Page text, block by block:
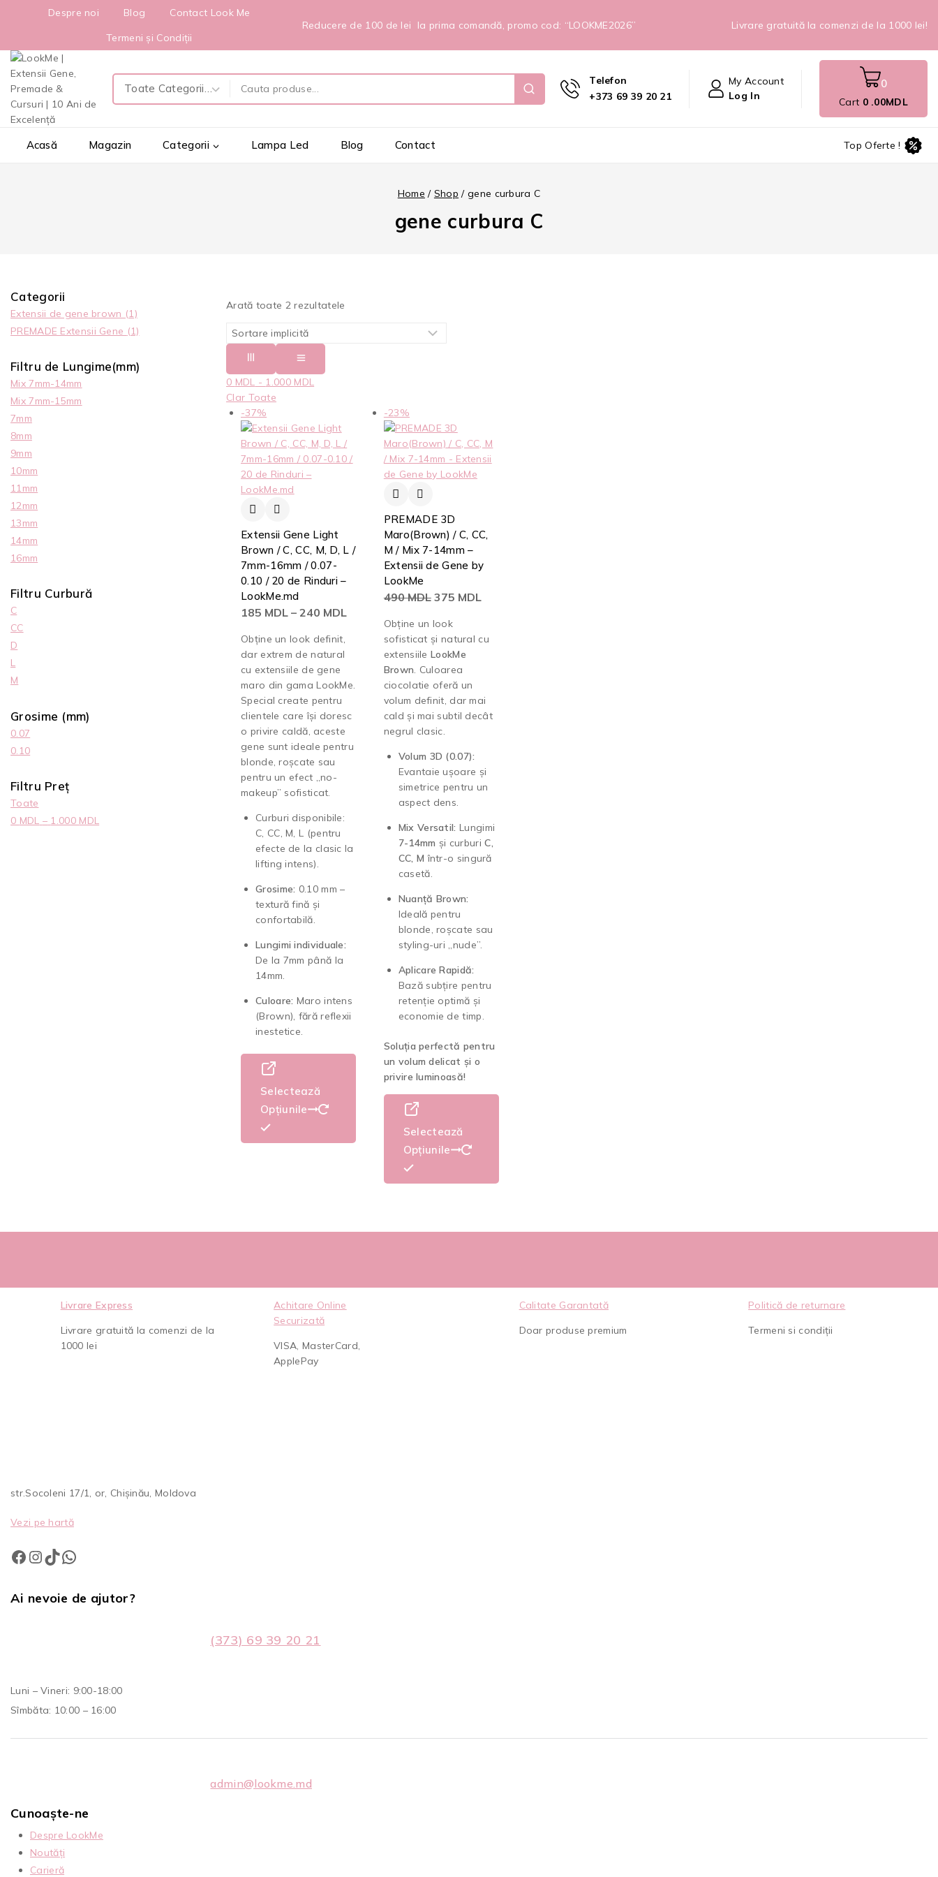
Despre noi Blog
Contact Look Me
Termeni și Condiții
Reducere de 100 de lei la prima comandă, promo cod: “LOOKME2026” Livrare gratuită la comenzi de la 1000 lei!
Telefon
+373 69 39 20 21
My Account
Log In
0
Cart 0 .00MDL
Acasă Magazin Categorii Lampa Led Blog Contact Top Oferte !
Home / Shop / gene curbura C
gene curbura C
Arată toate 2rezultatele
0 MDL - 1.000 MDL
Clar Toate
-37%
Extensii Gene Light
Brown / C, CC, M, D, L /
7mm-16mm / 0.07-
0.10 / 20 de Rinduri –
LookMe.md
185 MDL – 240 MDL
Obține un look definit,
dar extrem de natural
cu extensiile de gene
maro din gama LookMe.
Special create pentru
clientele care își doresc
o privire caldă, aceste
gene sunt ideale pentru
blonde, roșcate sau
pentru un efect „no-
makeup” sofisticat.
Curburi disponibile:
C, CC, M, L (pentru
efecte de la clasic la
lifting intens).
Grosime: 0.10 mm –
textură fină și
confortabilă.
Lungimi individuale:
De la 7mm până la
14mm.
Culoare: Maro intens
(Brown), fără reflexii
inestetice.
Selectează
Opțiunile
-23%
PREMADE 3D
Maro(Brown) / C, CC,
M / Mix 7-14mm –
Extensii de Gene by
LookMe
490MDL 375 MDL
Obține un look
sofisticat și natural cu
extensiileLookMe
Brown. Culoarea
ciocolatie oferă un
volum definit, dar mai
cald și mai subtil decât
negrul clasic.
Volum 3D (0.07):
Evantaie ușoare și
simetrice pentru un
aspect dens.
Mix Versatil: Lungimi
7-14mm și curburiC,
CC, M într-o singură
casetă.
Nuanță Brown:
Ideală pentru
blonde, roșcate sau
styling-uri „nude”.
Aplicare Rapidă:
Bază subțire pentru
retenție optimă și
economie de timp.
Soluția perfectă pentru
un volum delicat și o
privire luminoasă!
Selectează
Opțiunile
Categorii
Extensii de gene brown (1)
PREMADE Extensii Gene (1)
Filtru de Lungime(mm)
Mix 7mm-14mm
Mix 7mm-15mm
7mm
8mm
9mm
10mm
11mm
12mm
13mm
14mm
16mm
Filtru Curbură
C
CC
D
L
M
Grosime (mm)
0.07
0.10
Filtru Preț
Toate
0 MDL – 1.000 MDL
Livrare Express
Livrare gratuită la comenzi de la
1000 lei
Achitare Online
Securizată
VISA, MasterCard,
ApplePay
Calitate Garantată
Doar produse premium
Politică de returnare
Termeni si condiții
str.Socoleni 17/1, or, Chișinău, Moldova
Vezi pe hartă
Ai nevoie de ajutor?
(373) 69 39 20 21
Luni – Vineri: 9:00-18:00
Sîmbăta: 10:00 – 16:00
admin@lookme.md
Cunoaște-ne
Despre LookMe
Noutăți
Carieră